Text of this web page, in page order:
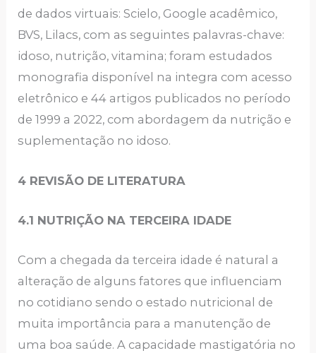
de dados virtuais: Scielo, Google acadêmico,
BVS, Lilacs, com as seguintes palavras-chave:
idoso, nutrição, vitamina; foram estudados
monografia disponível na integra com acesso
eletrônico e 44 artigos publicados no período
de 1999 a 2022, com abordagem da nutrição e
suplementação no idoso.
4 REVISÃO DE LITERATURA
4.1 NUTRIÇÃO NA TERCEIRA IDADE
Com a chegada da terceira idade é natural a
alteração de alguns fatores que influenciam
no cotidiano sendo o estado nutricional de
muita importância para a manutenção de
uma boa saúde. A capacidade mastigatória no